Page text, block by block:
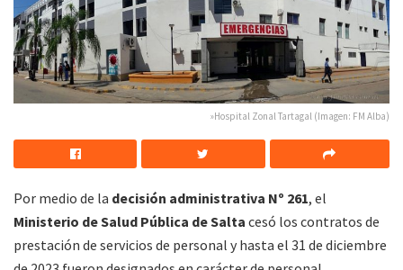
»Hospital Zonal Tartagal (Imagen: FM Alba)
Por medio de la decisión administrativa Nº 261, el
Ministerio de Salud Pública de Salta cesó los contratos de
prestación de servicios de personal y hasta el 31 de diciembre